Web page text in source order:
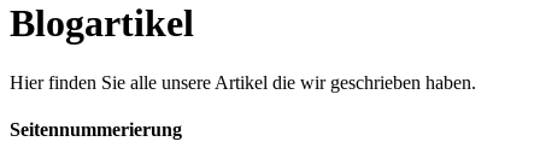
Blogartikel
Hier finden Sie alle unsere Artikel die wir geschrieben haben.
Seitennummerierung